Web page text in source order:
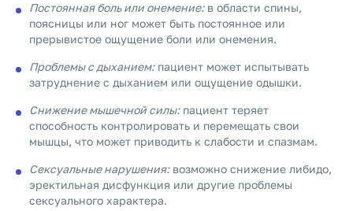
Постоянная боль или онемение:в области спины,
поясницы или ног может быть постоянное или
прерывистое ощущение боли или онемения.
Проблемы с дыханием:пациент может испытывать
затруднение с дыханием или ощущение одышки.
Снижение мышечной силы:пациент теряет
способность контролировать и перемещать свои
мышцы, что может приводить к слабости и спазмам.
Сексуальные нарушения:возможно снижение либидо,
эректильная дисфункция или другие проблемы
сексуального характера.